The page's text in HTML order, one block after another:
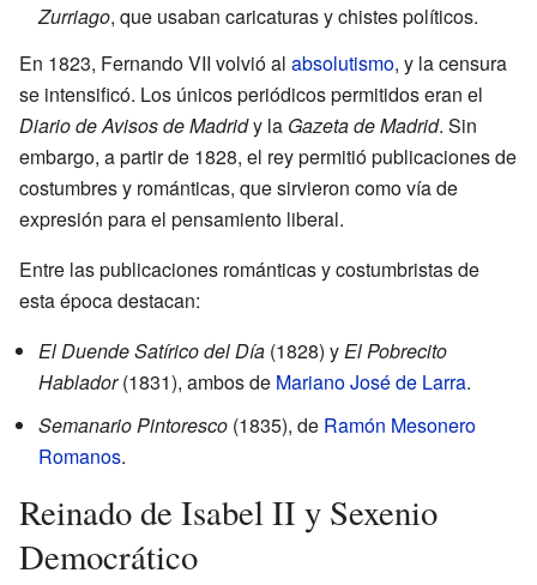
Zurriago, que usaban caricaturas y chistes políticos.
En 1823, Fernando VII volvió al absolutismo, y la censura
se intensificó. Los únicos periódicos permitidos eran el
Diario de Avisos de Madridy la Gazeta de Madrid. Sin
embargo, a partir de 1828, el rey permitió publicaciones de
costumbres y románticas, que sirvieron como vía de
expresión para el pensamiento liberal.
Entre las publicaciones románticas y costumbristas de
esta época destacan:
El Duende Satírico del Día (1828) yEl Pobrecito
Hablador(1831), ambos de Mariano José de Larra.
Semanario Pintoresco (1835), de Ramón Mesonero
Romanos.
Reinado de Isabel II y Sexenio
Democrático